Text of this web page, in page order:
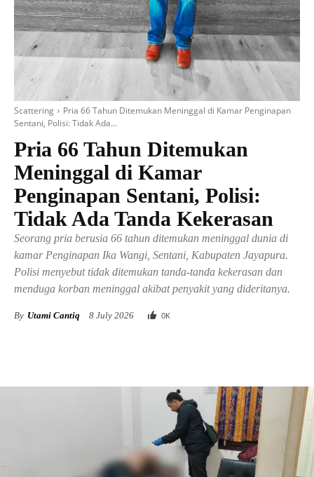
Scattering
Pria 66 Tahun Ditemukan Meninggal di Kamar Penginapan
Sentani, Polisi: Tidak Ada...
Pria 66 Tahun Ditemukan
Meninggal di Kamar
Penginapan Sentani, Polisi:
Tidak Ada Tanda Kekerasan
Seorang pria berusia 66 tahun ditemukan meninggal dunia di
kamar Penginapan Ika Wangi, Sentani, Kabupaten Jayapura.
Polisi menyebut tidak ditemukan tanda-tanda kekerasan dan
menduga korban meninggal akibat penyakit yang dideritanya.
By Utami Cantiq 8 July 2026 0K